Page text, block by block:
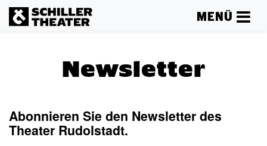
MENÜ
Newsletter
Abonnieren Sie den Newsletter des
Theater Rudolstadt.